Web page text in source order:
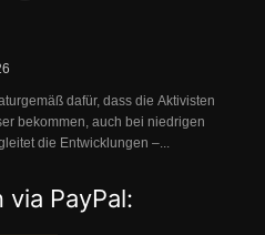
dafür, dass die Aktivisten
bekommen, auch bei niedrigen
die Entwicklungen –...
via PayPal: